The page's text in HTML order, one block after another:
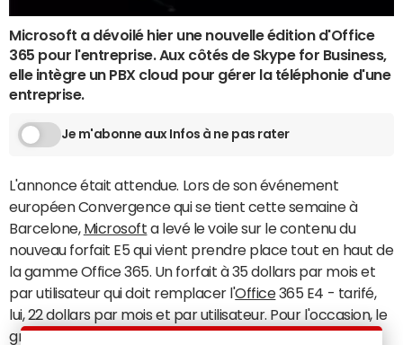
Microsoft a dévoilé hier une nouvelle édition d'Office
365 pour l'entreprise. Aux côtés de Skype for Business,
elle intègre un PBX cloud pour gérer la téléphonie d'une
entreprise.
Je m'abonne aux Infos à ne pas rater
L'annonce était attendue. Lors de son événement
européen Convergence qui se tient cette semaine à
Barcelone, Microsoft a levé le voile sur le contenu du
nouveau forfait E5 qui vient prendre place tout en haut de
la gamme Office 365. Un forfait à 35 dollars par mois et
par utilisateur qui doit remplacer l'Office365 E4 - tarifé,
lui, 22 dollars par mois et par utilisateur. Pour l'occasion, le
groupe américain glisse plusieurs nouveautés au sein de